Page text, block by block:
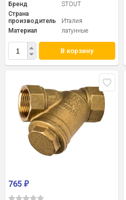
Бренд
STOUT
Страна
производитель
Италия
Материал
латунные
В корзину
765 ₽